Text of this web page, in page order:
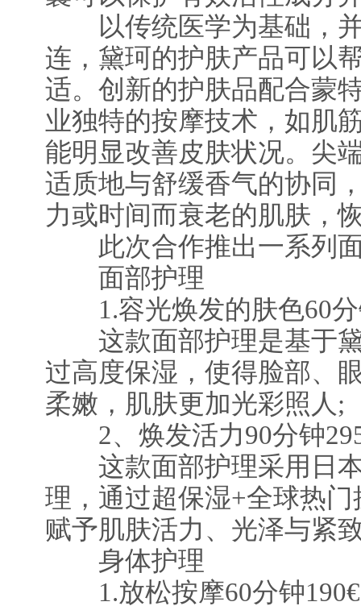
以传统医学为基础，并
连，黛珂的护肤产品可以
适。创新的护肤品配合蒙
业独特的按摩技术，如肌
能明显改善皮肤状况。尖
适质地与舒缓香气的协同
力或时间而衰老的肌肤，
此次合作推出一系列面
面部护理
1.容光焕发的肤色60分
这款面部护理是基于黛
过高度保湿，使得脸部、
柔嫩，肌肤更加光彩照人;
2、焕发活力90分钟
这款面部护理采用日本
理，通过超保湿+全球热
赋予肌肤活力、光泽与紧
身体护理
1.放松按摩60分钟190€